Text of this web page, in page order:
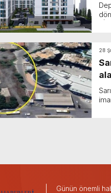
28
Günün önemli